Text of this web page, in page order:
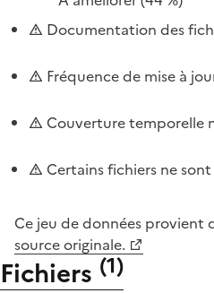
Documentation des
Fréquence de mise à
Couverture temporelle
Certains fichiers ne
Ce jeu de données provient
source originale.
Fichiers (1)